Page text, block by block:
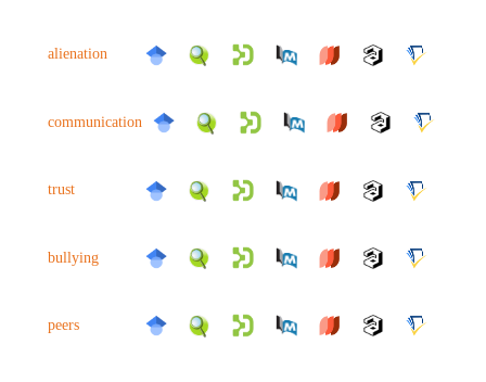
alienation
communication
trust
bullying
peers